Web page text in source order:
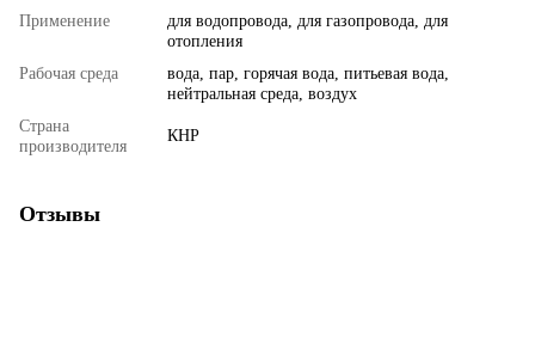
Применение
для водопровода, для газопровода, для
отопления
Рабочая среда
вода, пар, горячая вода, питьевая вода,
нейтральная среда, воздух
Страна
производителя
КНР
Отзывы